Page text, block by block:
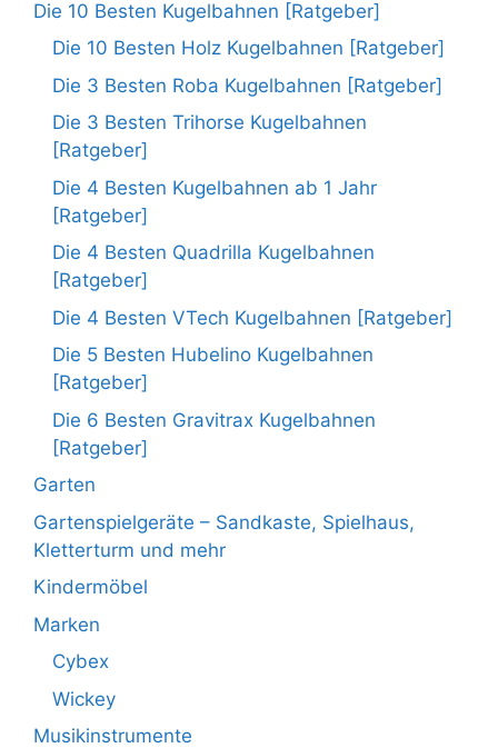
Die 10 Besten Kugelbahnen [Ratgeber]
Die 10 Besten Holz Kugelbahnen [Ratgeber]
Die 3 Besten Roba Kugelbahnen [Ratgeber]
Die 3 Besten Trihorse Kugelbahnen
[Ratgeber]
Die 4 Besten Kugelbahnen ab 1 Jahr
[Ratgeber]
Die 4 Besten Quadrilla Kugelbahnen
[Ratgeber]
Die 4 Besten VTech Kugelbahnen [Ratgeber]
Die 5 Besten Hubelino Kugelbahnen
[Ratgeber]
Die 6 Besten Gravitrax Kugelbahnen
[Ratgeber]
Garten
Gartenspielgeräte – Sandkaste, Spielhaus,
Kletterturm und mehr
Kindermöbel
Marken
Cybex
Wickey
Musikinstrumente